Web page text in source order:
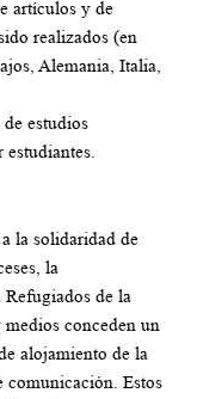
artículos y de
realizados (en
Alemania, Italia,
estudios
la solidaridad de
la
de la
conceden un
alojamiento de la
comunicación. Estos